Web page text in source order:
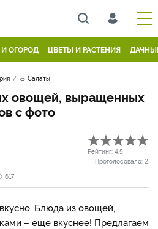
ОГОРОД ЦВЕТЫ И РАСТЕНИЯ
🥗 Салаты
овощей, выращенных
с фото
Рейтинг: 4.5
Проголосовало: 2
617
Блюда из овощей,
– еще вкуснее! Предлагаем